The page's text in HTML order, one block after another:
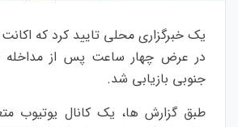
یک خبرگزاری محلی تایید کرد که
در عرض چهار ساعت پس از مداخله
جنوبی بازیابی شد.
طبق گزارش ها، یک کانال یوتیوب